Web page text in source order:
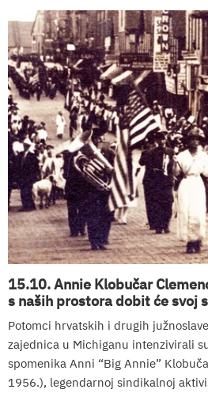
15.10. Annie Klobučar
s naših prostora dobit će svoj
Potomci hrvatskih i drugih
zajednica u Michiganu intenzivirali
spomenika Anni “Big Annie”
1956.), legendarnoj sindikalnoj